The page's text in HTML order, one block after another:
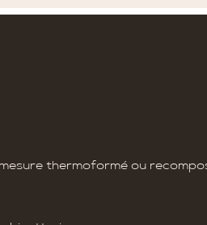
:
thermoformé ou